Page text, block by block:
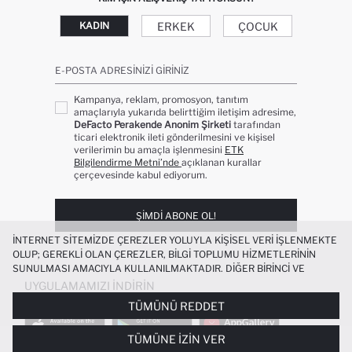
%100 PAMUK UZUN KOLLU JEAN ELBISE
KADIN ERKEK ÇOCUK
E-POSTA ADRESINIZI GIRINIZ
Kampanya, reklam, promosyon, tanıtım
amaçlarıyla yukarıda belirttiğim iletişim adresime,
DeFacto Perakende Anonim Şirketi tarafından
ticari elektronik ileti gönderilmesini ve kişisel
verilerimin bu amaçla işlenmesini ETK
Bilgilendirme Metni’nde açıklanan kurallar
çerçevesinde kabul ediyorum.
ŞIMDI ABONE OL!
UYGULAMAMIZI İNDIRIN
İNTERNET SITEMIZDE ÇEREZLER YOLUYLA KIŞISEL VERI IŞLENMEKTE
OLUP; GEREKLI OLAN ÇEREZLER, BILGI TOPLUMU HIZMETLERININ
SUNULMASI AMACIYLA KULLANILMAKTADIR. DIĞER BIRINCI VE
ÜÇÜNCÜ TARAF ÇEREZLER ISE SIZE DAHA IYI BIR ALIŞVERIŞ
DENEYIMI SUNULABILMESI, SITEMIZIN DAHA IŞLEVSEL KILINMASI VE
KIŞISELLEŞTIRMESI VE AÇIK RIZA VERMENIZ HALINDE, SIZLERE
YÖNELIK PAZARLAMA FAALIYETLERININ YAPILMASI AMAÇLARIYLA
SINIRLI OLARAK KULLANILACAKTIR. ÇEREZLERE DAIR TERCIHLERINIZI
TÜMÜNÜ REDDET
TÜMÜNE İZIN VER